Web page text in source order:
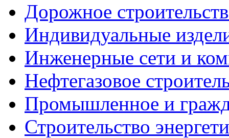
Дорожное
Индивидуальные
Инженерные сети и
Нефтегазовое
Промышленное и
Строительство